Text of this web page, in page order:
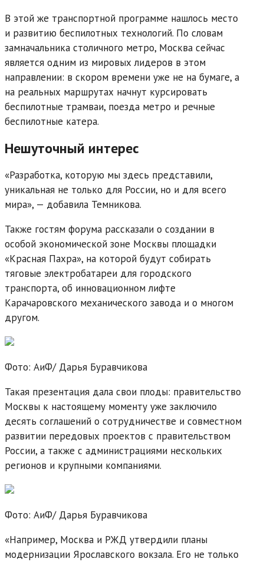
В этой же транспортной программе нашлось место
и развитию беспилотных технологий. По словам
замначальника столичного метро, Москва сейчас
является одним из мировых лидеров в этом
направлении: в скором времени уже не на бумаге, а
на реальных маршрутах начнут курсировать
беспилотные трамваи, поезда метро и речные
беспилотные катера.
Нешуточный интерес
«Разработка, которую мы здесь представили,
уникальная не только для России, но и для всего
мира», — добавила Темникова.
Также гостям форума рассказали о создании в
особой экономической зоне Москвы площадки
«Красная Пахра», на которой будут собирать
тяговые электробатареи для городского
транспорта, об инновационном лифте
Карачаровского механического завода и о многом
другом.
Фото: АиФ/ Дарья Буравчикова
Такая презентация дала свои плоды: правительство
Москвы к настоящему моменту уже заключило
десять соглашений о сотрудничестве и совместном
развитии передовых проектов с правительством
России, а также с администрациями нескольких
регионов и крупными компаниями.
Фото: АиФ/ Дарья Буравчикова
«Например, Москва и РЖД утвердили планы
модернизации Ярославского вокзала. Его не только